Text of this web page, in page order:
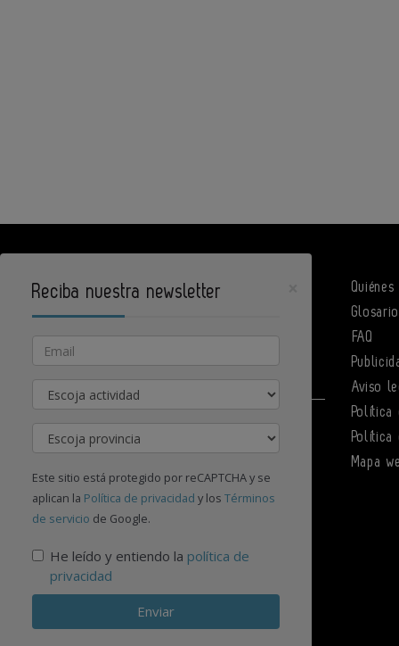
Contacte con nosotros
Glosario
FAQ
Aviso
Política
Política
Mapa
Reciba nuestra newsletter
Email
Actividad
Provincia
Este sitio está protegido por reCAPTCHA y se
aplican la Política de privacidad y los Términos
de servicio de Google.
He leído y entiendo la política de
privacidad
Enviar